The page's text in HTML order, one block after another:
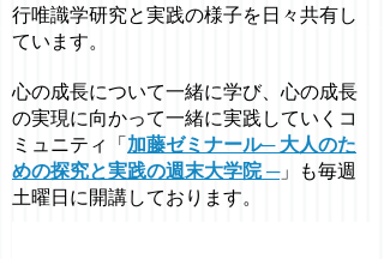
行唯識学研究と実践の様子を日々共有し
ています。
心の成長について一緒に学び、心の成長
の実現に向かって一緒に実践していくコ
ミュニティ「 加藤ゼミナール─ 大人のた
めの探究と実践の週末大学院 ─」も毎週
土曜日に開講しております。